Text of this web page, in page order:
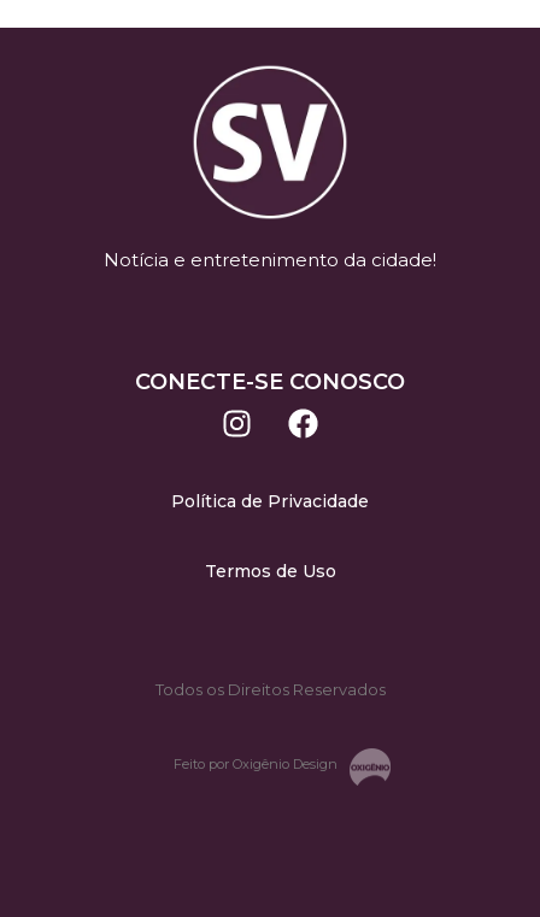
Notícia e entretenimento da cidade!
CONECTE-SE CONOSCO
Política de Privacidade
Termos de Uso
Todos os Direitos Reservados
Feito por Oxigênio Design